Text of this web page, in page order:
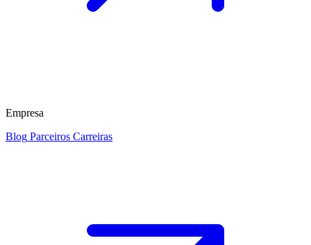
Empresa
Blog Parceiros Carreiras